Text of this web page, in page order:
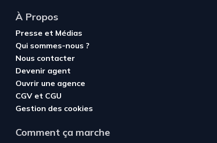
À Propos
Presse et Médias
Qui sommes-nous ?
Nous contacter
Devenir agent
Ouvrir une agence
CGV et CGU
Gestion des cookies
Comment ça marche